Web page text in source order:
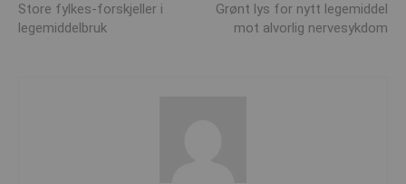
Store fylkes-forskjeller i
legemiddelbruk
Grønt lys for nytt legemiddel
mot alvorlig nervesykdom